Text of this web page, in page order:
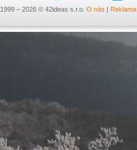
1999 – 2026 © 42ideas s.r.o. O nás | Reklama